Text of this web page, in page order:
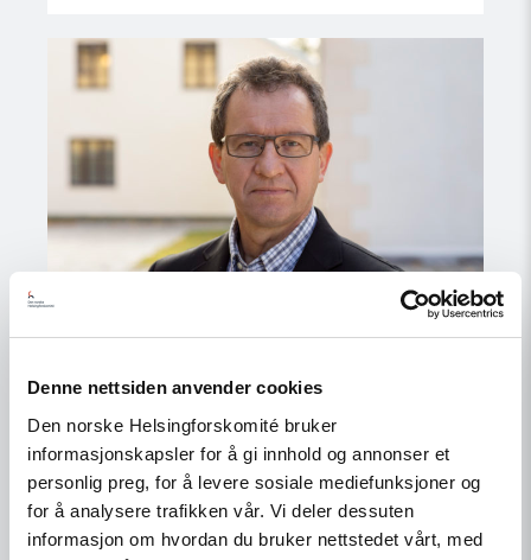
Denne nettsiden anvender cookies
Den norske Helsingforskomité bruker
informasjonskapsler for å gi innhold og annonser et
personlig preg, for å levere sosiale mediefunksjoner og
for å analysere trafikken vår. Vi deler dessuten
informasjon om hvordan du bruker nettstedet vårt, med
Løft for
menneskerettighetsforsvarere i
Read
article
"Løft
menneskerettighetsforsvarere
i
2018"